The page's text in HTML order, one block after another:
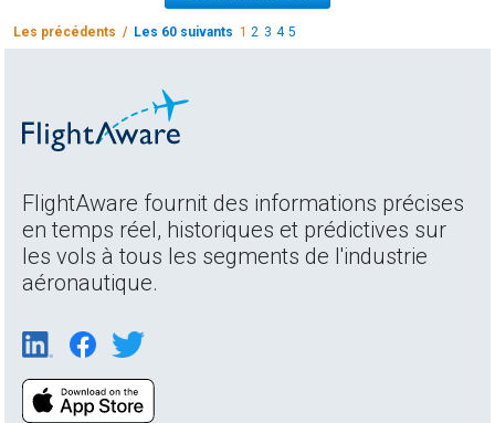
Les précédents / Les 60 suivants 12 3 4 5
FlightAware fournit des informations précises
en temps réel, historiques et prédictives sur
les vols à tous les segments de l'industrie
aéronautique.